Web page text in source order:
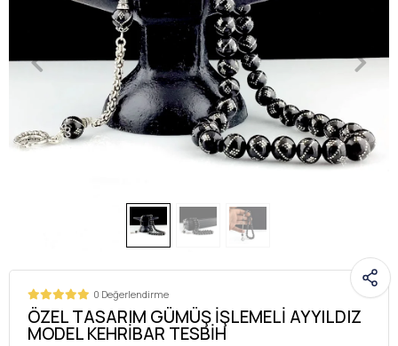
0 Değerlendirme
ÖZEL TASARIM GÜMÜŞ İŞLEMELİ AYYILDIZ
MODEL KEHRİBAR TESBİH